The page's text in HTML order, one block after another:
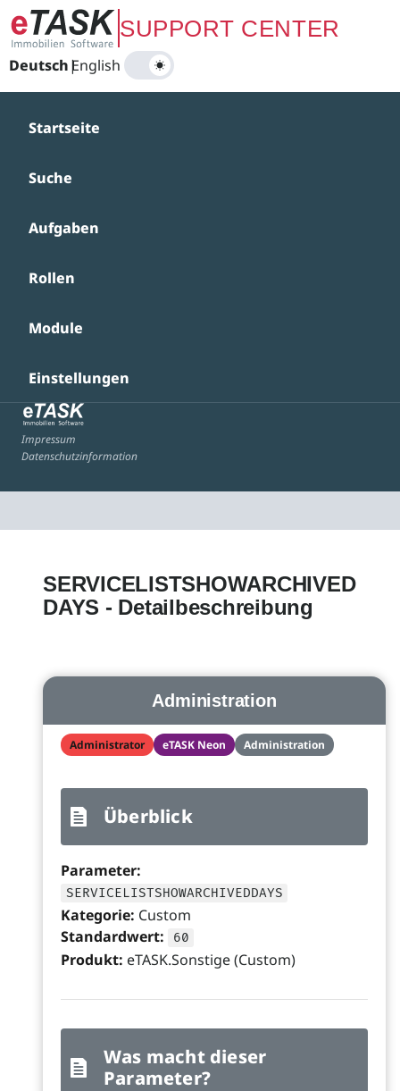
Zum Hauptinhalt springenSUPPORT CENTER
Deutsch|
English
Startseite
Suche
Aufgaben
Rollen
Module
Einstellungen
Impressum
Datenschutzinformation
SERVICELISTSHOWARCHIVED
DAYS - Detailbeschreibung
Administration
Administrator eTASK Neon Administration
Überblick
Parameter:
SERVICELISTSHOWARCHIVEDDAYS
Kategorie: Custom
Standardwert:
60
Produkt: eTASK.Sonstige (Custom)
Was macht dieser
Parameter?